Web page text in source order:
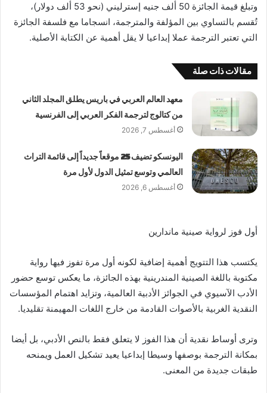
وتبلغ قيمة الجائزة 50 ألف جنيه إسترليني (نحو 53 ألف دولار)،
تُقسم بالتساوي بين المؤلفة والمترجمة، انسجاما مع فلسفة الجائزة
التي تعتبر الترجمة عملا إبداعيا لا يقل أهمية عن الكتابة الأصلية.
مقالات ذات صلة
معهد العالم العربي في باريس يطلق المجلد الثاني
من كتالوج لترجمة الفكر العربي إلى الفرنسية
أغسطس 7, 2026
اليونسكو تضيف 25 موقعاً جديداً إلى قائمة التراث
العالمي وتوسع تمثيل الدول لأول مرة
أغسطس 6, 2026
أول فوز لرواية صينية ماندارين
يكتسب هذا التتويج أهمية إضافية لكونه أول مرة تفوز فيها رواية
مكتوبة باللغة الصينية المندرينية بهذه الجائزة، ما يعكس توسع حضور
الأدب الآسيوي في الجوائز الأدبية العالمية، وتزايد اهتمام المؤسسات
النقدية الغربية بالأصوات القادمة من خارج اللغات المهيمنة تقليديا.
وترى أوساط نقدية أن هذا الفوز لا يتعلق فقط بالنص الأدبي، بل أيضا
بمكانة الترجمة بوصفها وسيطا إبداعيا يعيد تشكيل العمل ويمنحه
طبقات جديدة من المعنى.